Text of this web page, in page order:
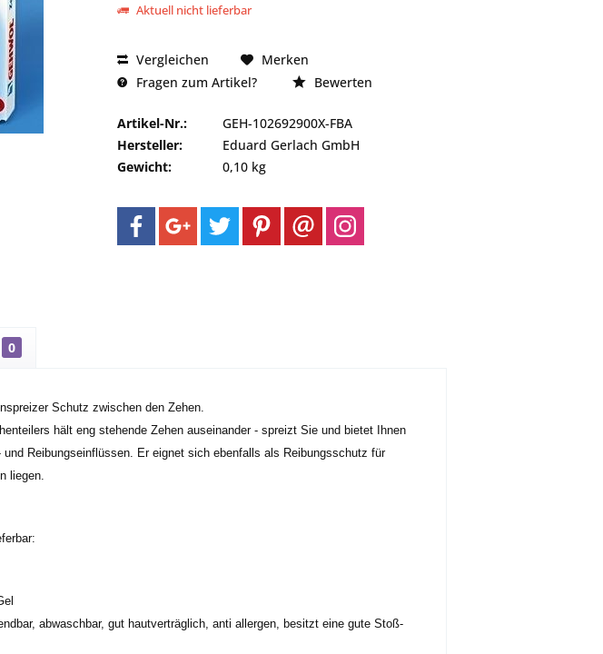
Aktuell nicht lieferbar
Vergleichen
Merken
Fragen zum Artikel?
Bewerten
Artikel-Nr.:
GEH-102692900X-FBA
Hersteller:
Eduard Gerlach GmbH
Gewicht:
0,10 kg
0
Schutz zwischen den Zehen.
hält eng stehende Zehen auseinander - spreizt Sie und bietet Ihnen
Reibungseinflüssen. Er eignet sich ebenfalls als Reibungsschutz für
liegen.
abwaschbar, gut hautverträglich, anti allergen, besitzt eine gute Stoß-